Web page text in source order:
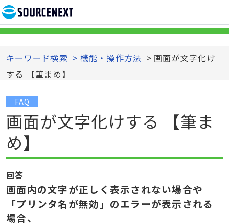
キーワード検索 > 機能・操作方法 > 画面が文字化け
する 【筆まめ】
FAQ
画面が文字化けする 【筆ま
め】
回答
画面内の文字が正しく表示されない場合や
「プリンタ名が無効」のエラーが表示される
場合、